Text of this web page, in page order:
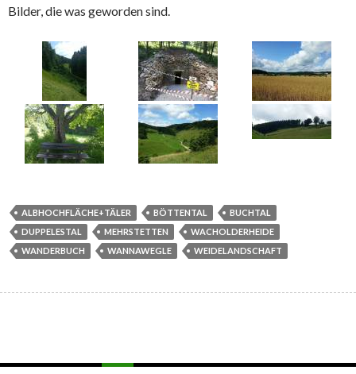
Bilder, die was geworden sind.
ALBHOCHFLÄCHE+TÄLER BÖTTENTAL
BUCHTAL
DUPPELESTAL
MEHRSTETTEN
WACHOLDERHEIDE
WANDERBUCH
WANNAWEGLE WEIDELANDSCHAFT